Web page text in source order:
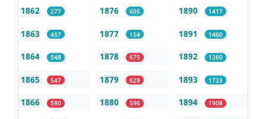
1862 277
1863 457
1864 548
1865 547
1866 580
1876 605
1877 154
1878 675
1879 628
1880 596
1890 1417
1891 1460
1892 1260
1893 1723
1894 1908